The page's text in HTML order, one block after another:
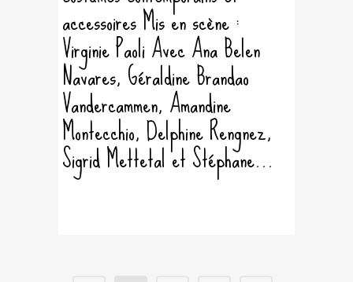
accessoires Mis en scène :
Virginie Paoli Avec Ana Belen
Navares, Géraldine Brandao
Vandercammen, Amandine
Montecchio, Delphine Rengnez,
Sigrid Mettetal et Stéphane...